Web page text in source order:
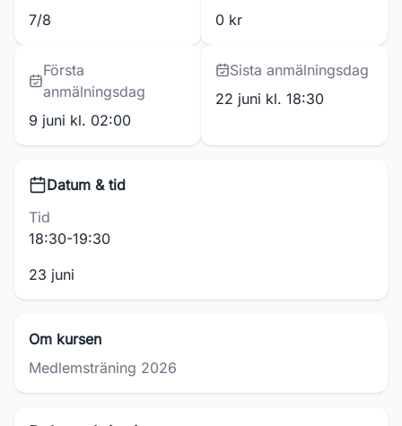
7/8
0 kr
Första
anmälningsdag
9 juni kl. 02:00
Sista anmälningsdag
22 juni kl. 18:30
Datum & tid
Tid
18:30-19:30
23 juni
Om kursen
Medlemsträning 2026